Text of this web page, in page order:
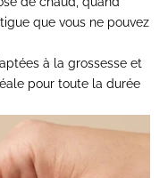
que vous ne pouvez
à la grossesse et
pour toute la durée